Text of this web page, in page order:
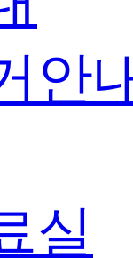
안
실